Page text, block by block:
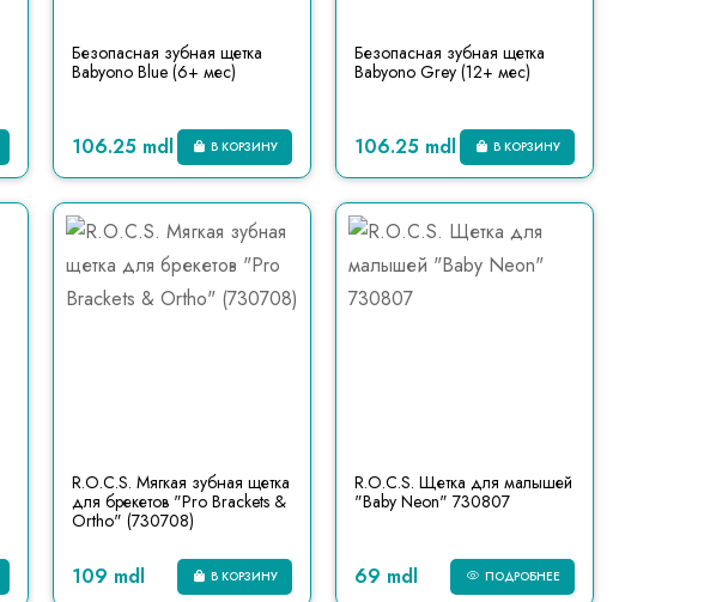
Безопасная зубная щетка
Babyono Blue (6+ мес)
106.25 mdl В КОРЗИНУ
Безопасная зубная щетка
Babyono Grey (12+ мес)
106.25 mdl В КОРЗИНУ
R.O.C.S. Мягкая зубная щетка
для брекетов "Pro Brackets &
Ortho" (730708)
109 mdl В КОРЗИНУ
R.O.C.S. Щетка для малышей
"Baby Neon" 730807
69 mdl ПОДРОБНЕЕ